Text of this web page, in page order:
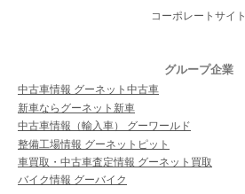
コーポレートサイト
グループ企業
中古車情報 グーネット中古車
新車ならグーネット新車
中古車情報（輸入車） グーワールド
整備工場情報 グーネットピット
車買取・中古車査定情報 グーネット買取
バイク情報 グーバイク